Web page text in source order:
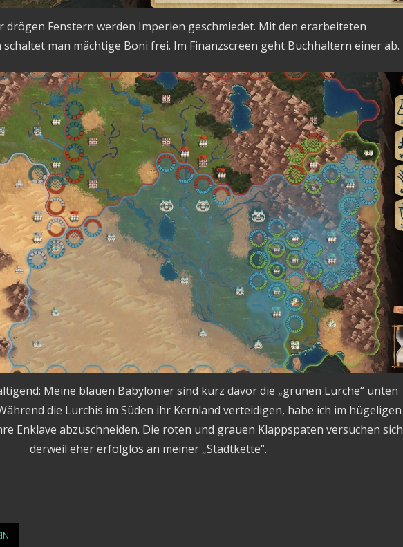
drögen Fenstern werden Imperien geschmiedet. Mit den erarbeiteten
man mächtige Boni frei. Im Finanzscreen geht Buchhaltern einer ab.
Meine blauen Babylonier sind kurz davor die „grünen Lurche“ unten
die Lurchis im Süden ihr Kernland verteidigen, habe ich im hügeligen
Enklave abzuschneiden. Die roten und grauen Klappspaten versuchen sich
derweil eher erfolglos an meiner „Stadtkette“.